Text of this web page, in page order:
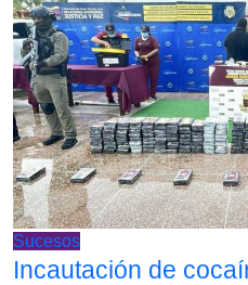
Sucesos
Incautación de